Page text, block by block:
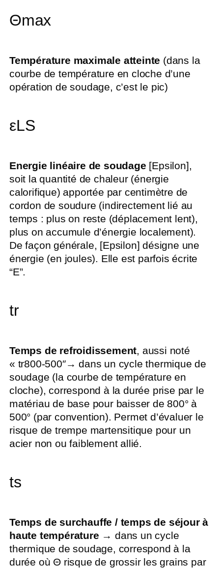
Θmax
Température maximale atteinte (dans la
courbe de température en cloche d’une
opération de soudage, c’est le pic)
εLS
Energie linéaire de soudage [Epsilon],
soit la quantité de chaleur (énergie
calorifique) apportée par centimètre de
cordon de soudure (indirectement lié au
temps : plus on reste (déplacement lent),
plus on accumule d’énergie localement).
De façon générale, [Epsilon] désigne une
énergie (en joules). Elle est parfois écrite
“E”.
tr
Temps de refroidissement, aussi noté
« tr800-500″→ dans un cycle thermique de
soudage (la courbe de température en
cloche), correspond à la durée prise par le
matériau de base pour baisser de 800° à
500° (par convention). Permet d’évaluer le
risque de trempe martensitique pour un
acier non ou faiblement allié.
ts
Temps de surchauffe / temps de séjour à
haute température → dans un cycle
thermique de soudage, correspond à la
durée où Θ risque de grossir les grains par